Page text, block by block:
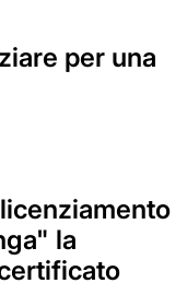
per una
la